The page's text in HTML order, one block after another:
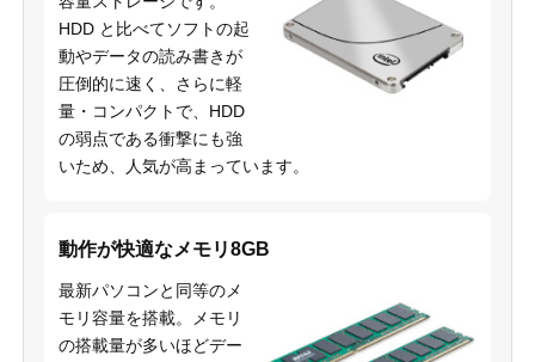
HDD と比べてソフトの起
動やデータの読み書きが
圧倒的に速く、さらに軽
量・コンパクトで、HDD
の弱点である衝撃にも強
いため、人気が高まっています。
動作が快適なメモリ8GB
最新パソコンと同等のメ
モリ容量を搭載。メモリ
の搭載量が多いほどデー